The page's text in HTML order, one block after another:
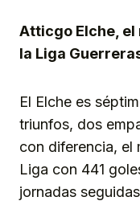
Atticgo Elche,
la Liga
El Elche es
triunfos, dos
con diferencia, el
Liga con 441
jornadas